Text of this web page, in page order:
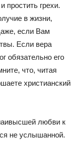
простить грехи.
в жизни,
если Вам
Если вера
обязательно его
что, читая
христианский
любви к
не услышанной.